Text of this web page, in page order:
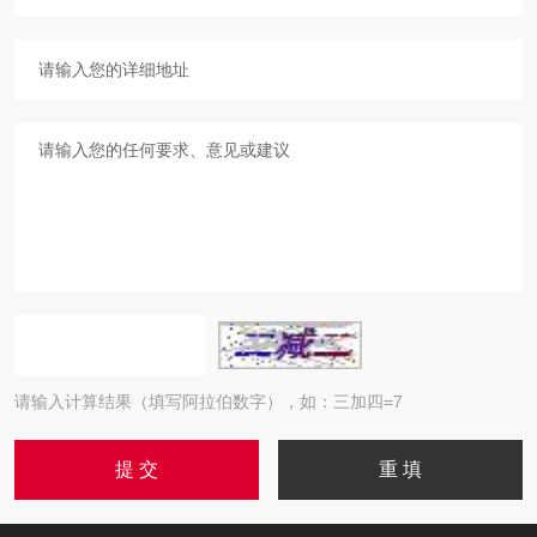
请输入计算结果（填写阿拉伯数字），如：三加四=7